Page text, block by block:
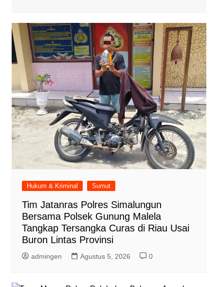
Hukum & Kriminal Sumut
Tim Jatanras Polres Simalungun
Bersama Polsek Gunung Malela
Tangkap Tersangka Curas di Riau Usai
Buron Lintas Provinsi
admingen Agustus 5, 2026 0